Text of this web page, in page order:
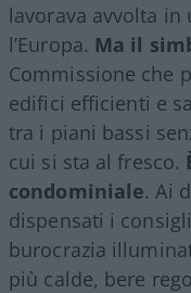
lavorava avvolta
l’Europa. Ma il
Commissione che
edifici efficienti e
tra i piani bassi
cui si sta al fresco.
condominiale. Ai
dispensati i
burocrazia
più calde, bere